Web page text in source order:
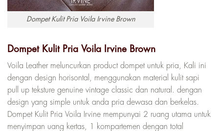
Dompet Kulit Pria Voila Irvine Brown
Dompet Kulit Pria Voila Irvine Brown
Voila Leather meluncurkan product dompet untuk pria, Kali ini
dengan design horisontal, menggunakan material kulit sapi
pull up teksture genuine vintage classic dan natural. dengan
design yang simple untuk anda pria dewasa dan berkelas.
Dompet Kulit Pria Voila Irvine mempunyai 2 ruang utama untuk
menyimpan uang kertas, 1 kompartemen dengan total